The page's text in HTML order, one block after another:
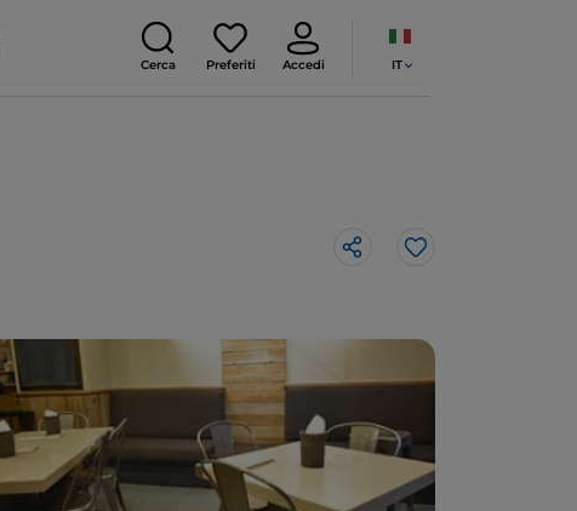
Cerca Preferiti Accedi IT
Like